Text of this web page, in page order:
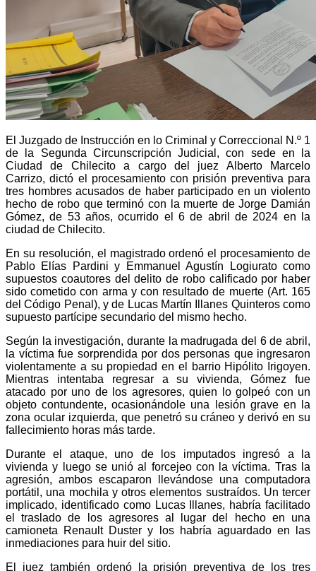
El Juzgado de Instrucción en lo Criminal y Correccional N.º 1
de la Segunda Circunscripción Judicial, con sede en la
Ciudad de Chilecito a cargo del juez Alberto Marcelo
Carrizo, dictó el procesamiento con prisión preventiva para
tres hombres acusados de haber participado en un violento
hecho de robo que terminó con la muerte de Jorge Damián
Gómez, de 53 años, ocurrido el 6 de abril de 2024 en la
ciudad de Chilecito.
En su resolución, el magistrado ordenó el procesamiento de
Pablo Elías Pardini y Emmanuel Agustín Logiurato como
supuestos coautores del delito de robo calificado por haber
sido cometido con arma y con resultado de muerte (Art. 165
del Código Penal), y de Lucas Martín Illanes Quinteros como
supuesto partícipe secundario del mismo hecho.
Según la investigación, durante la madrugada del 6 de abril,
la víctima fue sorprendida por dos personas que ingresaron
violentamente a su propiedad en el barrio Hipólito Irigoyen.
Mientras intentaba regresar a su vivienda, Gómez fue
atacado por uno de los agresores, quien lo golpeó con un
objeto contundente, ocasionándole una lesión grave en la
zona ocular izquierda, que penetró su cráneo y derivó en su
fallecimiento horas más tarde.
Durante el ataque, uno de los imputados ingresó a la
vivienda y luego se unió al forcejeo con la víctima. Tras la
agresión, ambos escaparon llevándose una computadora
portátil, una mochila y otros elementos sustraídos. Un tercer
implicado, identificado como Lucas Illanes, habría facilitado
el traslado de los agresores al lugar del hecho en una
camioneta Renault Duster y los habría aguardado en las
inmediaciones para huir del sitio.
El juez también ordenó la prisión preventiva de los tres